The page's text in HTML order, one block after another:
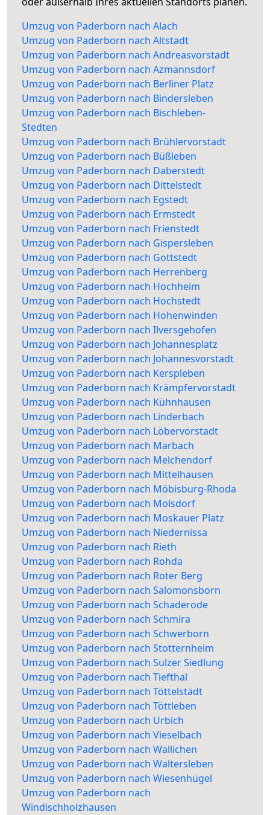
Umzug von Paderborn nach Alach
Umzug von Paderborn nach Altstadt
Umzug von Paderborn nach Andreasvorstadt
Umzug von Paderborn nach Azmannsdorf
Umzug von Paderborn nach Berliner Platz
Umzug von Paderborn nach Bindersleben
Umzug von Paderborn nach Bischleben-
Stedten
Umzug von Paderborn nach Brühlervorstadt
Umzug von Paderborn nach Büßleben
Umzug von Paderborn nach Daberstedt
Umzug von Paderborn nach Dittelstedt
Umzug von Paderborn nach Egstedt
Umzug von Paderborn nach Ermstedt
Umzug von Paderborn nach Frienstedt
Umzug von Paderborn nach Gispersleben
Umzug von Paderborn nach Gottstedt
Umzug von Paderborn nach Herrenberg
Umzug von Paderborn nach Hochheim
Umzug von Paderborn nach Hochstedt
Umzug von Paderborn nach Hohenwinden
Umzug von Paderborn nach Ilversgehofen
Umzug von Paderborn nach Johannesplatz
Umzug von Paderborn nach Johannesvorstadt
Umzug von Paderborn nach Kerspleben
Umzug von Paderborn nach Krämpfervorstadt
Umzug von Paderborn nach Kühnhausen
Umzug von Paderborn nach Linderbach
Umzug von Paderborn nach Löbervorstadt
Umzug von Paderborn nach Marbach
Umzug von Paderborn nach Melchendorf
Umzug von Paderborn nach Mittelhausen
Umzug von Paderborn nach Möbisburg-Rhoda
Umzug von Paderborn nach Molsdorf
Umzug von Paderborn nach Moskauer Platz
Umzug von Paderborn nach Niedernissa
Umzug von Paderborn nach Rieth
Umzug von Paderborn nach Rohda
Umzug von Paderborn nach Roter Berg
Umzug von Paderborn nach Salomonsborn
Umzug von Paderborn nach Schaderode
Umzug von Paderborn nach Schmira
Umzug von Paderborn nach Schwerborn
Umzug von Paderborn nach Stotternheim
Umzug von Paderborn nach Sulzer Siedlung
Umzug von Paderborn nach Tiefthal
Umzug von Paderborn nach Töttelstädt
Umzug von Paderborn nach Töttleben
Umzug von Paderborn nach Urbich
Umzug von Paderborn nach Vieselbach
Umzug von Paderborn nach Wallichen
Umzug von Paderborn nach Waltersleben
Umzug von Paderborn nach Wiesenhügel
Umzug von Paderborn nach
Windischholzhausen